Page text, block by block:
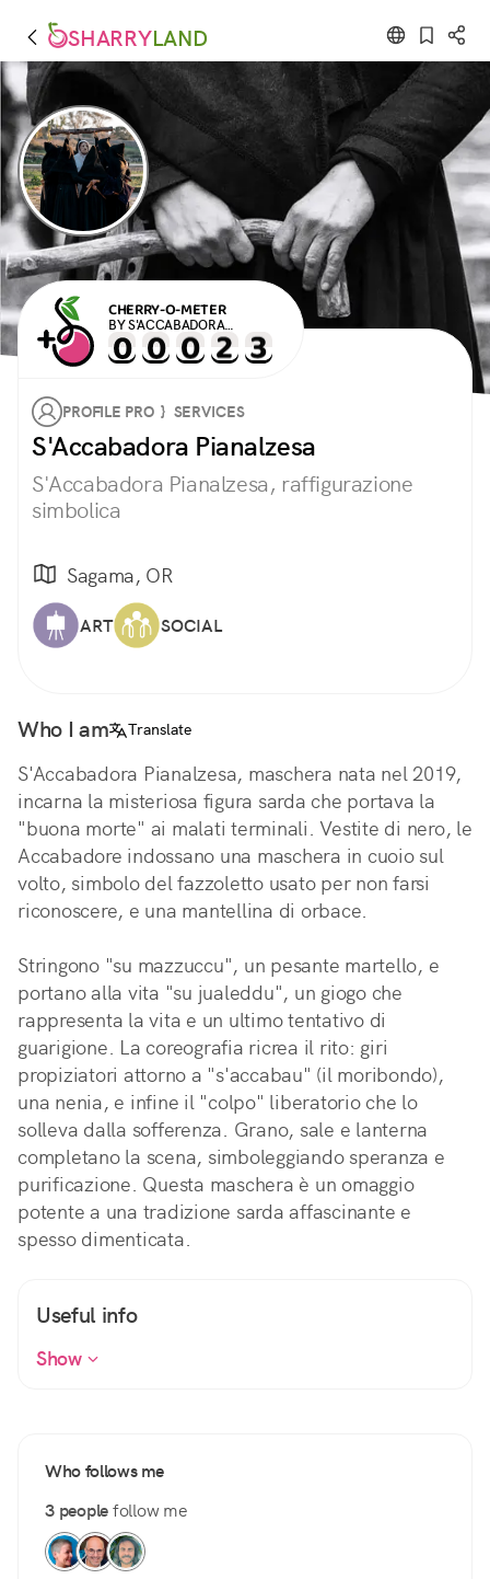
SHARRYLAND
CHERRY-O-METER
BY S'ACCABADORA
PIANALZESA
PROFILE PRO } SERVICES
S'Accabadora Pianalzesa
S'Accabadora Pianalzesa, raffigurazione
simbolica
Sagama, OR
ART SOCIAL
Who I am Translate
S'Accabadora Pianalzesa, maschera nata nel 2019,
incarna la misteriosa figura sarda che portava la
"buona morte" ai malati terminali. Vestite di nero, le
Accabadore indossano una maschera in cuoio sul
volto, simbolo del fazzoletto usato per non farsi
riconoscere, e una mantellina di orbace.
Stringono "su mazzuccu", un pesante martello, e
portano alla vita "su jualeddu", un giogo che
rappresenta la vita e un ultimo tentativo di
guarigione. La coreografia ricrea il rito: giri
propiziatori attorno a "s'accabau" (il moribondo),
una nenia, e infine il "colpo" liberatorio che lo
solleva dalla sofferenza. Grano, sale e lanterna
completano la scena, simboleggiando speranza e
purificazione. Questa maschera è un omaggio
potente a una tradizione sarda affascinante e
spesso dimenticata.
Useful info
Show
Who follows me
3 peoplefollow me